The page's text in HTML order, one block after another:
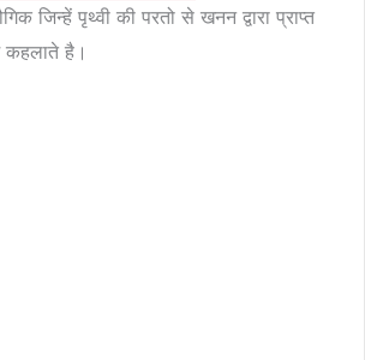
जिन्हें पृथ्वी की परतो से खनन द्वारा प्राप्त
कहलाते है।